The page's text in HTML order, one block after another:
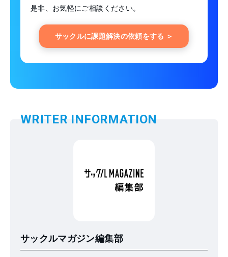
是非、お気軽にご相談ください。
サックルに課題解決の依頼をする ＞
WRITER INFORMATION
サックルマガジン編集部